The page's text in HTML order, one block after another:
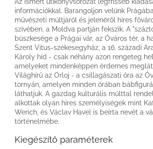
információkkal. Barangoljon velünk
művészeti múltjáról és jelenéről híres
szívében, a Moldva partján fekszik. A
büszkesége a Prágai vár, az Óváros tér, a
Szent Vitus-székesegyház, a 16. századi
Károly híd - csak néhány azon rengeteg
amelyeket mindenképpen érdemes
Világhírű az Orloj - a csillagászati óra az
tornyán, amelyen minden órában
láthatjuk. A gazdag kulturális múlttal
alkottak olyan híres személyiségek mint
Werich, és Václav Havel is beírta nevét a
történelmébe.
Kiegészítő paraméterek